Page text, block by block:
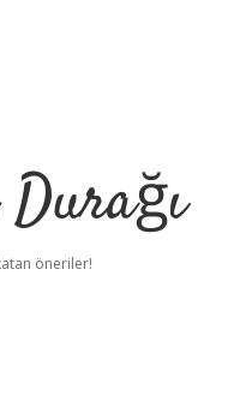
öneriler!